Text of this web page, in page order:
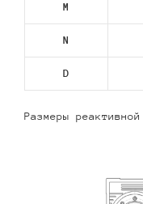
M
N
D
Размеры реактивной